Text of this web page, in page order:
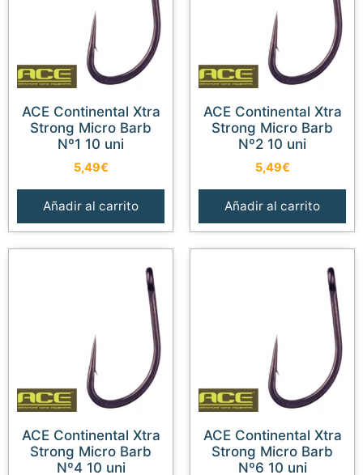
ACE Continental Xtra
Strong Micro Barb
Nº1 10 uni
5,49€
Añadir al carrito
ACE Continental Xtra
Strong Micro Barb
Nº2 10 uni
5,49€
Añadir al carrito
ACE Continental Xtra
Strong Micro Barb
Nº4 10 uni
ACE Continental Xtra
Strong Micro Barb
Nº6 10 uni